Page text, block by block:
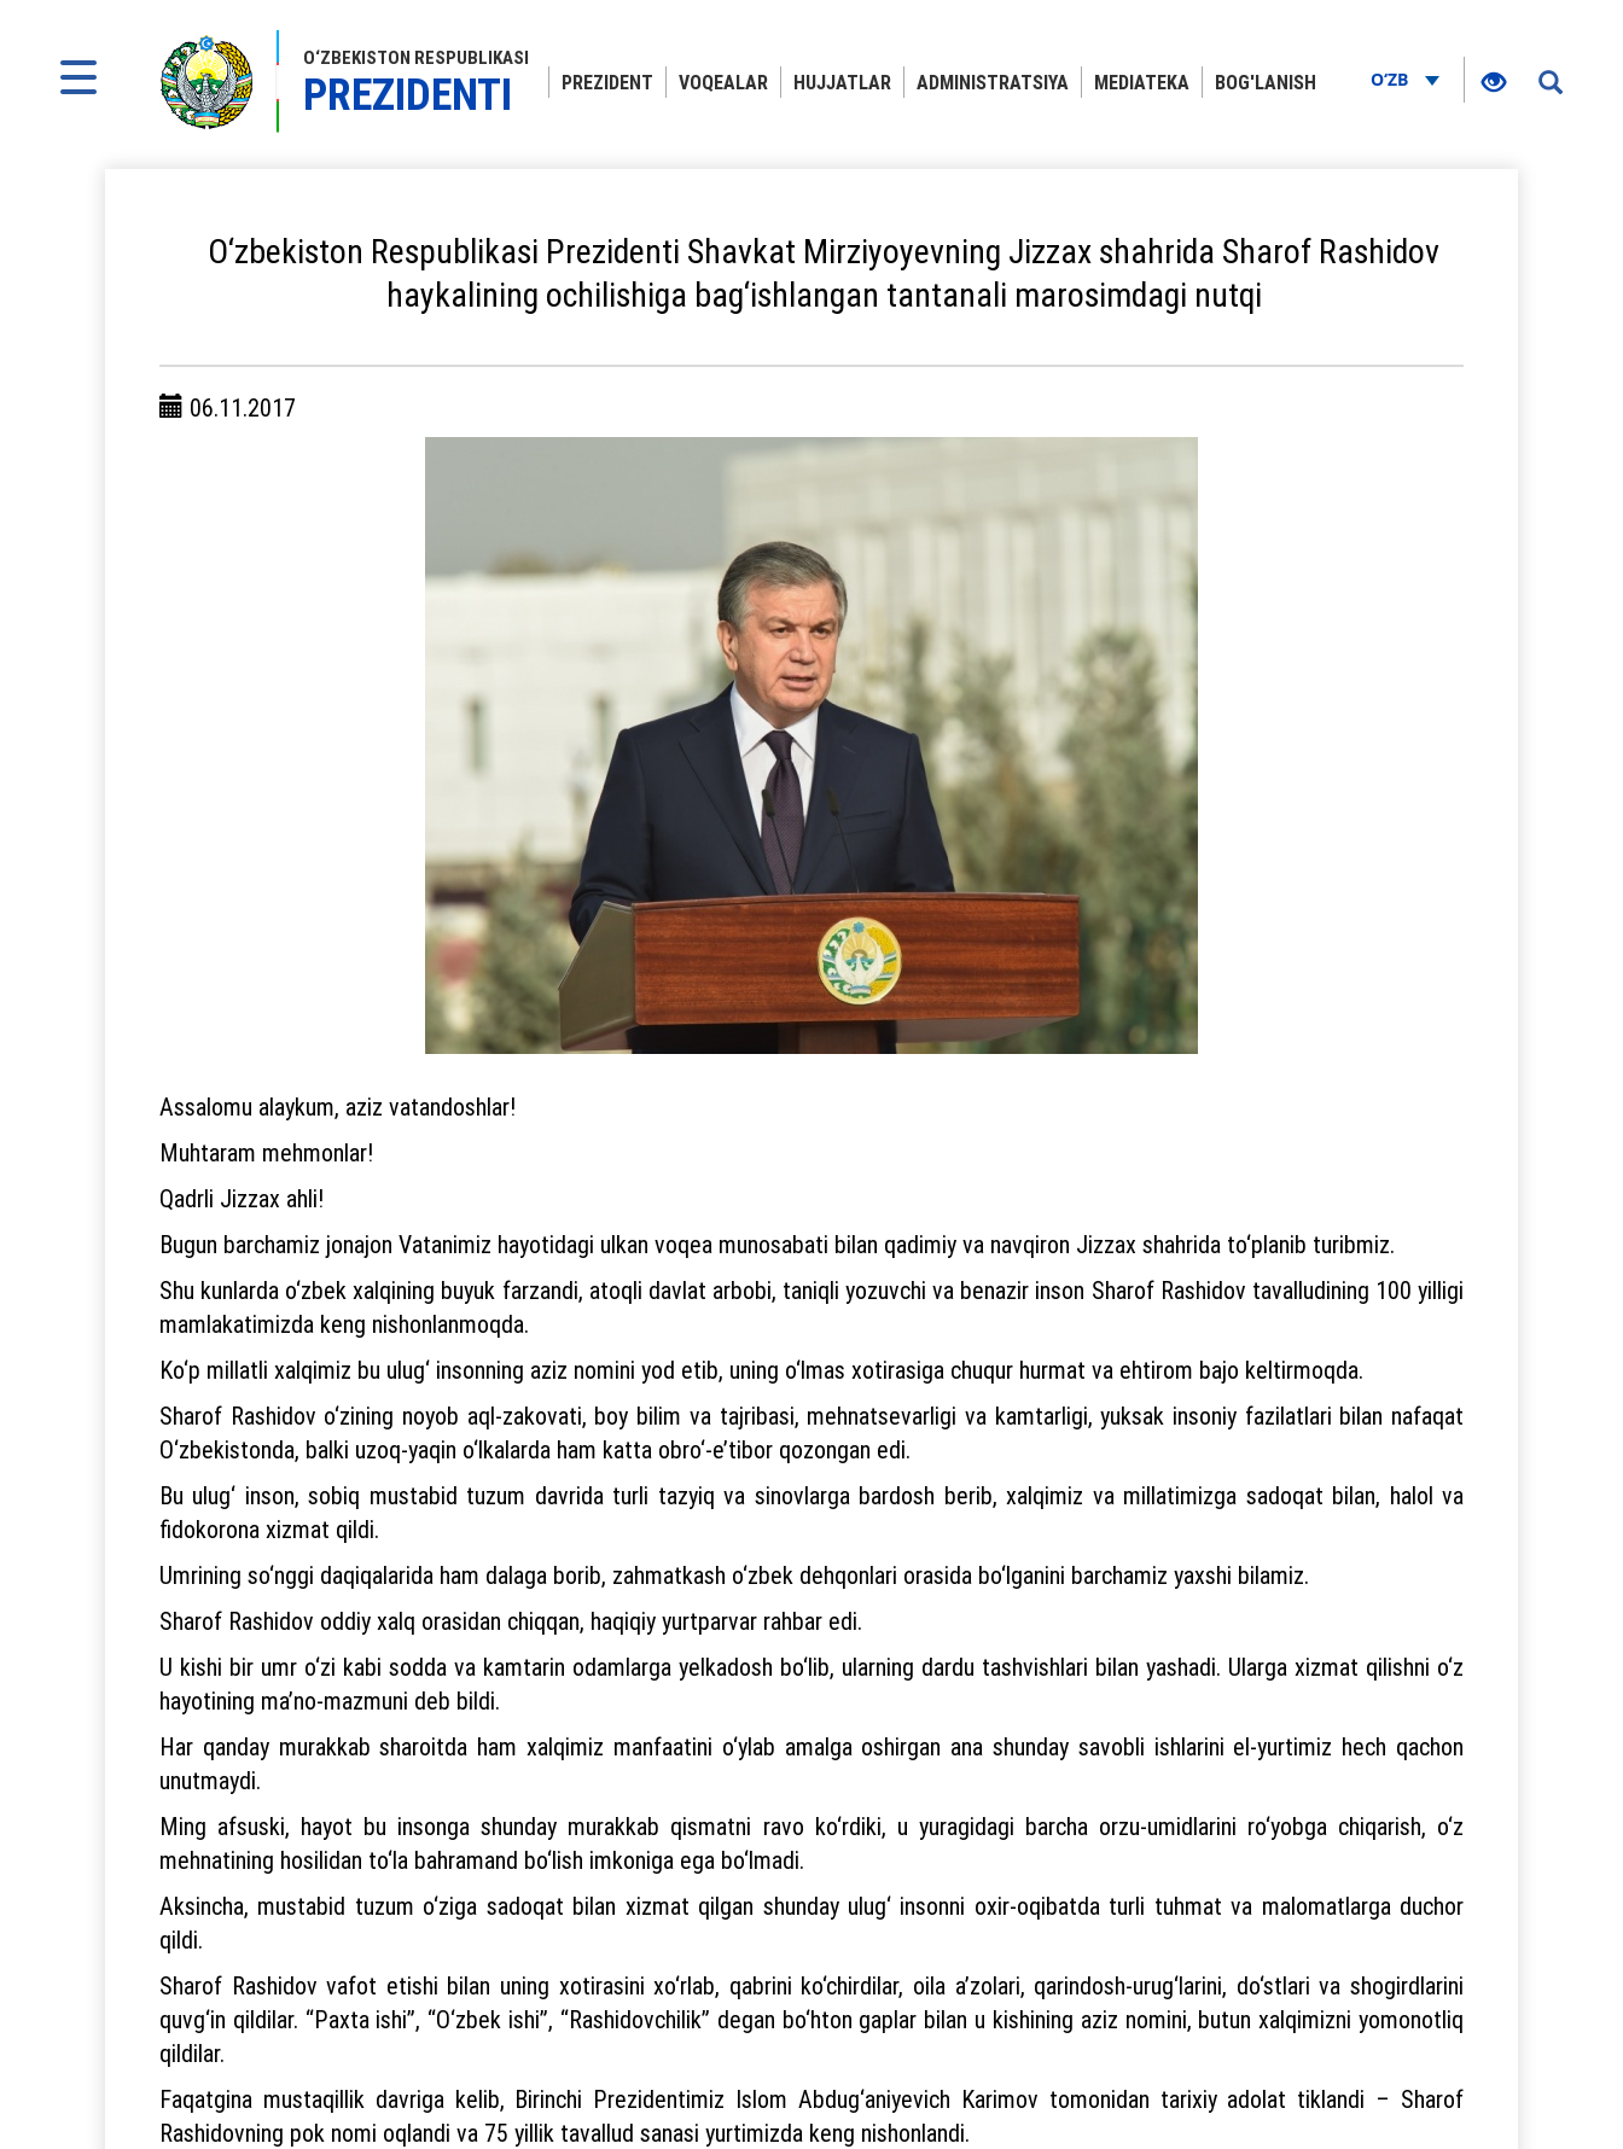
O‘ZBEKISTON RESPUBLIKASI
PREZIDENTI PREZIDENT VOQEALAR HUJJATLAR ADMINISTRATSIYA MEDIATEKA BOG'LANISH O‘ZB
O‘zbekiston Respublikasi Prezidenti Shavkat Mirziyoyevning Jizzax shahrida Sharof Rashidov
haykalining ochilishiga bag‘ishlangan tantanali marosimdagi nutqi
06.11.2017
Assalomu alaykum, aziz vatandoshlar!
Muhtaram mehmonlar!
Qadrli Jizzax ahli!
Bugun barchamiz jonajon Vatanimiz hayotidagi ulkan voqea munosabati bilan qadimiy va navqiron Jizzax shahrida to‘planib turibmiz.
Shu kunlarda o‘zbek xalqining buyuk farzandi, atoqli davlat arbobi, taniqli yozuvchi va benazir inson Sharof Rashidov tavalludining 100 yilligi
mamlakatimizda keng nishonlanmoqda.
Ko‘p millatli xalqimiz bu ulug‘ insonning aziz nomini yod etib, uning o‘lmas xotirasiga chuqur hurmat va ehtirom bajo keltirmoqda.
Sharof Rashidov o‘zining noyob aql-zakovati, boy bilim va tajribasi, mehnatsevarligi va kamtarligi, yuksak insoniy fazilatlari bilan nafaqat
O‘zbekistonda, balki uzoq-yaqin o‘lkalarda ham katta obro‘-e’tibor qozongan edi.
Bu ulug‘ inson, sobiq mustabid tuzum davrida turli tazyiq va sinovlarga bardosh berib, xalqimiz va millatimizga sadoqat bilan, halol va
fidokorona xizmat qildi.
Umrining so‘nggi daqiqalarida ham dalaga borib, zahmatkash o‘zbek dehqonlari orasida bo‘lganini barchamiz yaxshi bilamiz.
Sharof Rashidov oddiy xalq orasidan chiqqan, haqiqiy yurtparvar rahbar edi.
U kishi bir umr o‘zi kabi sodda va kamtarin odamlarga yelkadosh bo‘lib, ularning dardu tashvishlari bilan yashadi. Ularga xizmat qilishni o‘z
hayotining ma’no-mazmuni deb bildi.
Har qanday murakkab sharoitda ham xalqimiz manfaatini o‘ylab amalga oshirgan ana shunday savobli ishlarini el-yurtimiz hech qachon
unutmaydi.
Ming afsuski, hayot bu insonga shunday murakkab qismatni ravo ko‘rdiki, u yuragidagi barcha orzu-umidlarini ro‘yobga chiqarish, o‘z
mehnatining hosilidan to‘la bahramand bo‘lish imkoniga ega bo‘lmadi.
Aksincha, mustabid tuzum o‘ziga sadoqat bilan xizmat qilgan shunday ulug‘ insonni oxir-oqibatda turli tuhmat va malomatlarga duchor
qildi.
Sharof Rashidov vafot etishi bilan uning xotirasini xo‘rlab, qabrini ko‘chirdilar, oila a’zolari, qarindosh-urug‘larini, do‘stlari va shogirdlarini
quvg‘in qildilar. “Paxta ishi”, “O‘zbek ishi”, “Rashidovchilik” degan bo‘hton gaplar bilan u kishining aziz nomini, butun xalqimizni yomonotliq
qildilar.
Faqatgina mustaqillik davriga kelib, Birinchi Prezidentimiz Islom Abdug‘aniyevich Karimov tomonidan tarixiy adolat tiklandi – Sharof
Rashidovning pok nomi oqlandi va 75 yillik tavallud sanasi yurtimizda keng nishonlandi.